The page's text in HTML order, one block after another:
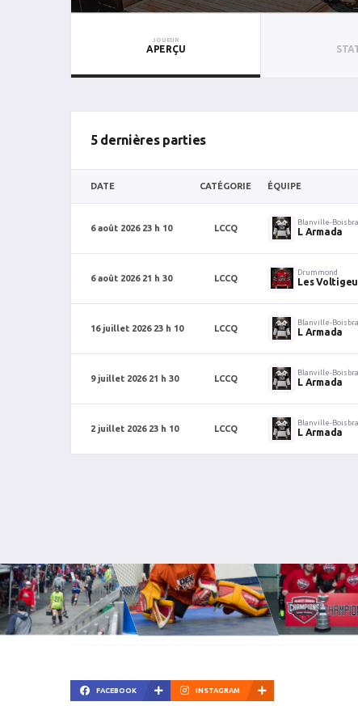
JOUEUR
APERÇU
5 dernières parties
DATE CATÉGORIE ÉQUIPE
6 août 2026 23 h 10 LCCQ
Blanville-
L Armada
6 août 2026 21 h 30 LCCQ
Drummond
Les
16 juillet 2026 23 h 10 LCCQ
Blanville-
L Armada
9 juillet 2026 21 h 30 LCCQ
Blanville-
L Armada
2 juillet 2026 23 h 10 LCCQ
Blanville-
L Armada
FACEBOOK INSTAGRAM